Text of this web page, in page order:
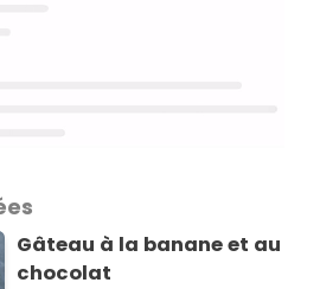
Gâteau à la banane et au
chocolat